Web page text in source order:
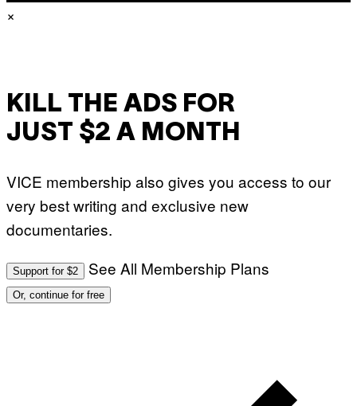
×
KILL THE ADS FOR
JUST $2 A MONTH
VICE membership also gives you access to our
very best writing and exclusive new
documentaries.
Support for $2 See All Membership Plans
Or, continue for free